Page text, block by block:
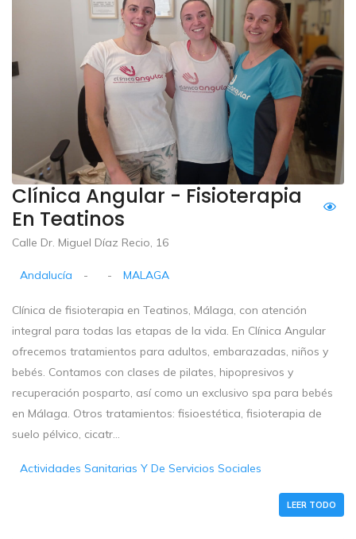
Clínica Angular - Fisioterapia
En Teatinos
Calle Dr. Miguel Díaz Recio, 16
Andalucía - - MALAGA
Clínica de fisioterapia en Teatinos, Málaga, con atención
integral para todas las etapas de la vida. En Clínica Angular
ofrecemos tratamientos para adultos, embarazadas, niños y
bebés. Contamos con clases de pilates, hipopresivos y
recuperación posparto, así como un exclusivo spa para bebés
en Málaga. Otros tratamientos: fisioestética, fisioterapia de
suelo pélvico, cicatr...
Actividades Sanitarias Y De Servicios Sociales
LEER TODO